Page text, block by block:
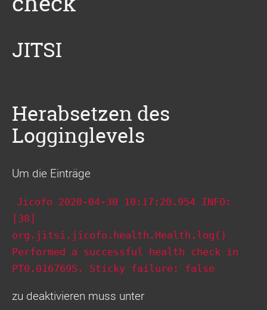
JITSI
Herabsetzen des
Logginglevels
Um die Einträge
Jicofo 2020-04-30 10:17:20.954 INFO:
[38]
org.jitsi.jicofo.health.Health.log()
Performed a successful health check in
PT0.016769S. Sticky failure: false
zu deaktivieren muss unter